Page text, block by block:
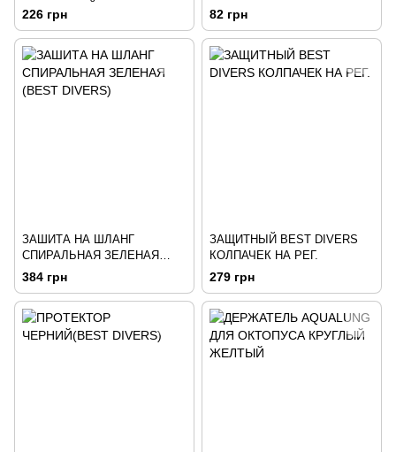
ОРАНЖЕВИЙ
226 грн 82 грн
ЗАШИТА НА ШЛАНГ
СПИРАЛЬНАЯ ЗЕЛЕНАЯ
(BEST DIVERS)
384 грн
ЗАЩИТНЫЙ BEST DIVERS
КОЛПАЧЕК НА РЕГ.
279 грн